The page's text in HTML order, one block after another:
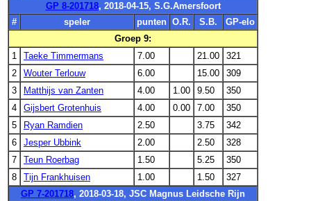
GP 8-201718, 2018-04-15, S.G.Amersfoort
#
speler punten O.R. S.B.
GP-elo
Groep 9:
1
Taeke Timmermans 7.00 21.00
321
2
Wouter Terlouw 6.00 15.00
309
3
Matthijs van Zanten 4.00 1.00 9.50
350
4
Gijsbert Grotenhuis 4.00 0.00 7.00
350
5
Ryan Ramdien 2.50 3.75
342
6
Jesper Ubbink 2.00 2.50
328
7
Teun Roerbag 1.50 5.25
350
8
Tijn Frankhuisen 1.00 1.50
327
GP 7-201718, 2018-03-18, JSC Magnus Leidsche Rijn